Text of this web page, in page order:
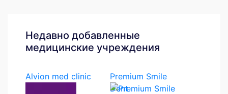
Недавно добавленные
медицинские учреждения
Alvion med clinic
Premium Smile
Dent